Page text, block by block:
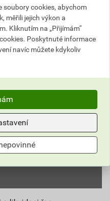
za l
za ks
kód: P783K
soubory cookies, abychom
měřili jejich výkon a
Kliknutím na „Přijímám“
Poskytnuté informace
navíc můžete kdykoliv